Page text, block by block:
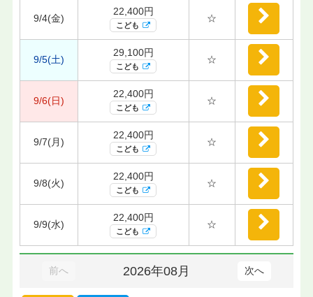
9/4(金)
22,400円
こども
☆
9/5(土)
29,100円
こども
☆
9/6(日)
22,400円
こども
☆
9/7(月)
22,400円
こども
☆
9/8(火)
22,400円
こども
☆
9/9(水)
22,400円
こども
☆
前へ 2026年08月 次へ